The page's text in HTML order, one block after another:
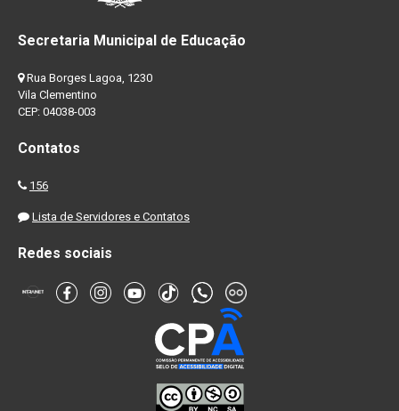
Secretaria Municipal de Educação
Rua Borges Lagoa, 1230
Vila Clementino
CEP: 04038-003
Contatos
156
Lista de Servidores e Contatos
Redes sociais